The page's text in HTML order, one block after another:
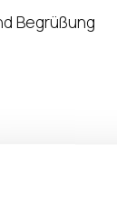
Begrüßung